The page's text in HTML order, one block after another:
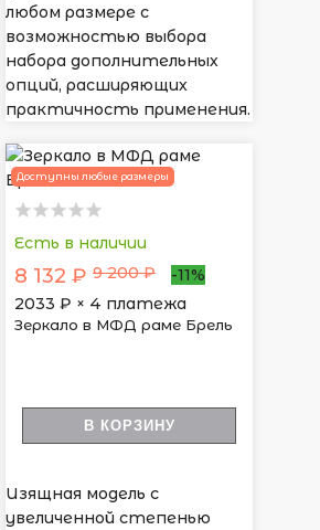
любом размере с
возможностью выбора
набора дополнительных
опций, расширяющих
практичность применения.
Доступны любые размеры
Есть в наличии
8 132 ₽ 9 200 ₽
-11%
2033 ₽ × 4 платежа
Зеркало в МФД раме Брель
В КОРЗИНУ
Изящная модель с
увеличенной степенью